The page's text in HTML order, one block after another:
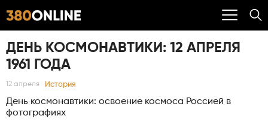
ДЕНЬ КОСМОНАВТИКИ: 12 АПРЕЛЯ
1961 ГОДА
12 апреля История
День космонавтики: освоение космоса Россией в
фотографиях